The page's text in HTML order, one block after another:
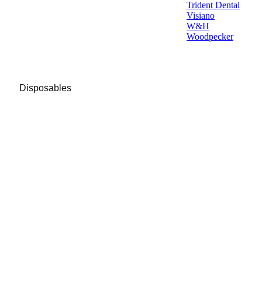
Trident Dental
Visiano
W&H
Woodpecker
Disposables